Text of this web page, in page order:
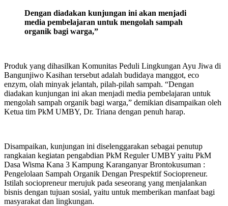
Dengan diadakan kunjungan ini akan menjadi
media pembelajaran untuk mengolah sampah
organik bagi warga,”
Produk yang dihasilkan Komunitas Peduli Lingkungan Ayu Jiwa di
Bangunjiwo Kasihan tersebut adalah budidaya manggot, eco
enzym, olah minyak jelantah, pilah-pilah sampah. “Dengan
diadakan kunjungan ini akan menjadi media pembelajaran untuk
mengolah sampah organik bagi warga,” demikian disampaikan oleh
Ketua tim PkM UMBY, Dr. Triana dengan penuh harap.
Disampaikan, kunjungan ini diselenggarakan sebagai penutup
rangkaian kegiatan pengabdian PkM Reguler UMBY yaitu PkM
Dasa Wisma Kana 3 Kampung Karanganyar Brontokusuman :
Pengelolaan Sampah Organik Dengan Prespektif Sociopreneur.
Istilah sociopreneur merujuk pada seseorang yang menjalankan
bisnis dengan tujuan sosial, yaitu untuk memberikan manfaat bagi
masyarakat dan lingkungan.